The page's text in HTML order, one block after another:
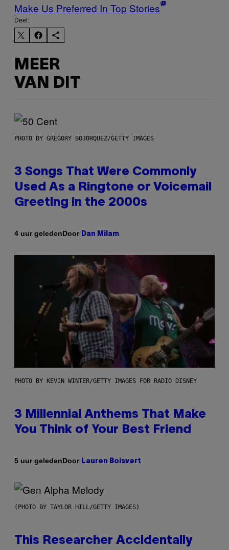
Make Us Preferred In Top Stories
Deel:
MEER
VAN DIT
PHOTO BY GREGORY BOJORQUEZ/GETTY IMAGES
3 Songs That Were Commonly
Used As a Ringtone or Voicemail
Greeting in the 2000s
4 uur geledenDoor Dan Milam
PHOTO BY KEVIN WINTER/GETTY IMAGES FOR RADIO DISNEY
3 Millennial Anthems That Make
You Think of Your Best Friend
5 uur geledenDoor Lauren Boisvert
(PHOTO BY TAYLOR HILL/GETTY IMAGES)
This Researcher Accidentally